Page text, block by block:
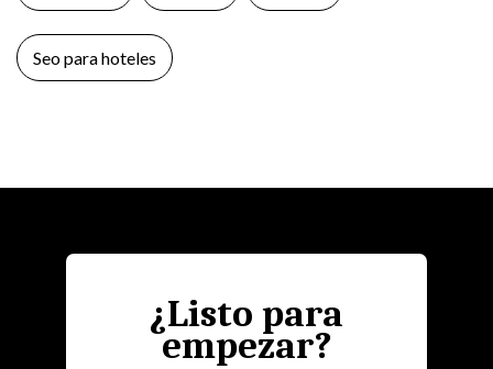
Seo para hoteles
¿Listo para
empezar?